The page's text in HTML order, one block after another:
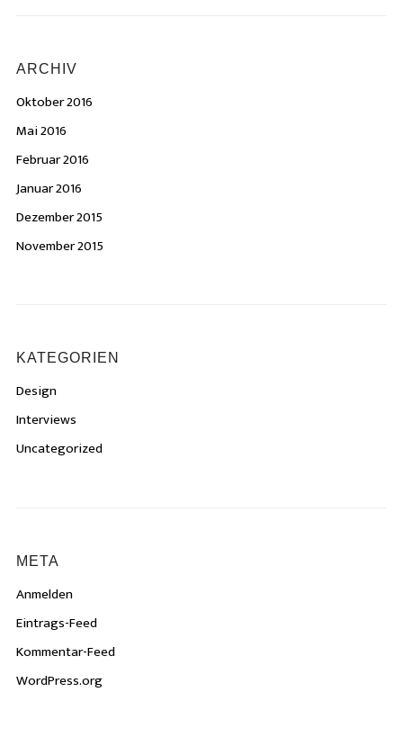
ARCHIV
Oktober 2016
Mai 2016
Februar 2016
Januar 2016
Dezember 2015
November 2015
KATEGORIEN
Design
Interviews
Uncategorized
META
Anmelden
Eintrags-Feed
Kommentar-Feed
WordPress.org